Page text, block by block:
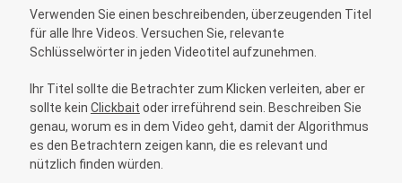
Verwenden Sie einen beschreibenden, überzeugenden Titel
für alle Ihre Videos. Versuchen Sie, relevante
Schlüsselwörter in jeden Videotitel aufzunehmen.
Ihr Titel sollte die Betrachter zum Klicken verleiten, aber er
sollte kein Clickbait oder irreführend sein. Beschreiben Sie
genau, worum es in dem Video geht, damit der Algorithmus
es den Betrachtern zeigen kann, die es relevant und
nützlich finden würden.